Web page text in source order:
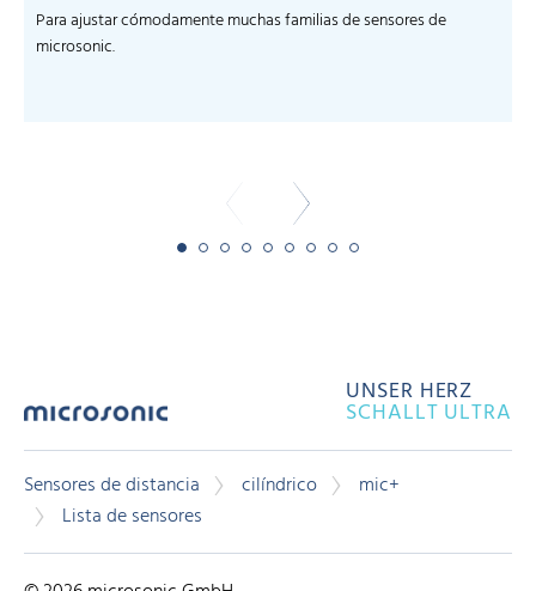
Para ajustar cómodamente muchas familias de sensores de
microsonic.
UNSER HERZ
SCHALLT ULTRA
Sensores de distancia cilíndrico
mic+
Lista de sensores